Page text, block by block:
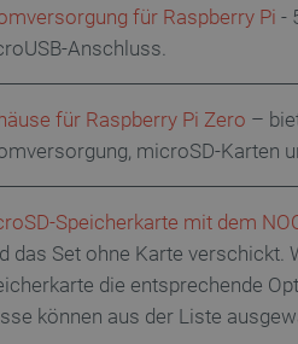
für Raspberry Pi -
Anschluss.
für Raspberry Pi Zero –
microSD-Karten
Speicherkarte mit dem
das Set ohne Karte verschickt.
die entsprechende
können aus der Liste